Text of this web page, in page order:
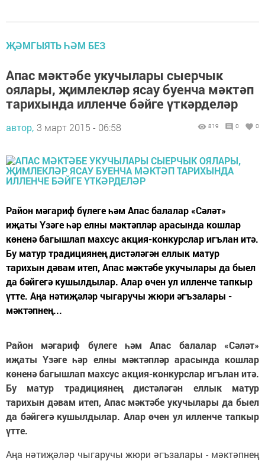
ҖӘМГЫЯТЬ ҺӘМ БЕЗ
Апас мәктәбе укучылары сыерчык
оялары, җимлекләр ясау буенча мәктәп
тарихында илленче бәйге үткәрделәр
автор, 3 март 2015 - 06:58 819 0 0
Район мәгариф бүлеге һәм Апас балалар «Сәләт»
иҗаты Үзәге һәр елны мәктәпләр арасында кошлар
көненә багышлап махсус акция-конкурслар игълан итә.
Бу матур традициянең дистәләгән еллык матур
тарихын дәвам итеп, Апас мәктәбе укучылары да быел
да бәйгегә кушылдылар. Алар өчен ул илленче тапкыр
үтте. Аңа нәтиҗәләр чыгаручы жюри әгъзалары -
мәктәпнең...
Район мәгариф бүлеге һәм Апас балалар «Сәләт»
иҗаты Үзәге һәр елны мәктәпләр арасында кошлар
көненә багышлап махсус акция-конкурслар игълан итә.
Бу матур традициянең дистәләгән еллык матур
тарихын дәвам итеп, Апас мәктәбе укучылары да быел
да бәйгегә кушылдылар. Алар өчен ул илленче тапкыр
үтте.
Аңа нәтиҗәләр чыгаручы жюри әгъзалары - мәктәпнең